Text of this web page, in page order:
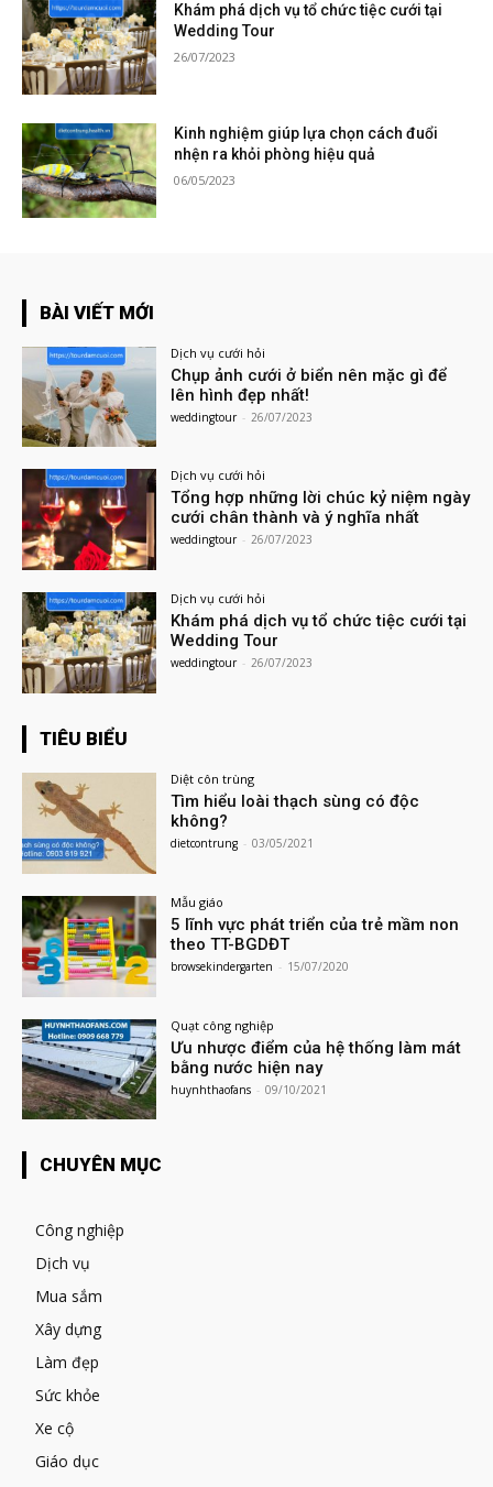
Khám phá dịch vụ tổ chức tiệc cưới tại
Wedding Tour
26/07/2023
Kinh nghiệm giúp lựa chọn cách đuổi
nhện ra khỏi phòng hiệu quả
06/05/2023
BÀI VIẾT MỚI
Dịch vụ cưới hỏi
Chụp ảnh cưới ở biển nên mặc gì để
lên hình đẹp nhất!
weddingtour - 26/07/2023
Dịch vụ cưới hỏi
Tổng hợp những lời chúc kỷ niệm ngày
cưới chân thành và ý nghĩa nhất
weddingtour - 26/07/2023
Dịch vụ cưới hỏi
Khám phá dịch vụ tổ chức tiệc cưới tại
Wedding Tour
weddingtour - 26/07/2023
TIÊU BIỂU
Diệt côn trùng
Tìm hiểu loài thạch sùng có độc
không?
dietcontrung - 03/05/2021
Mẫu giáo
5 lĩnh vực phát triển của trẻ mầm non
theo TT-BGDĐT
browsekindergarten - 15/07/2020
Quạt công nghiệp
Ưu nhược điểm của hệ thống làm mát
bằng nước hiện nay
huynhthaofans - 09/10/2021
CHUYÊN MỤC
Công nghiệp
Dịch vụ
Mua sắm
Xây dựng
Làm đẹp
Sức khỏe
Xe cộ
Giáo dục